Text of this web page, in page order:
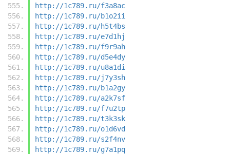
http://1c789.ru/f3a8ac
http://1c789.ru/b1o2ii
http://1c789.ru/h5t4bs
http://1c789.ru/e7d1hj
http://1c789.ru/f9r9ah
http://1c789.ru/d5e4dy
http://1c789.ru/u8a1di
http://1c789.ru/j7y3sh
http://1c789.ru/b1a2gy
http://1c789.ru/a2k7sf
http://1c789.ru/f7u2tp
http://1c789.ru/t3k3sk
http://1c789.ru/o1d6vd
http://1c789.ru/s2f4nv
http://1c789.ru/g7a1pq